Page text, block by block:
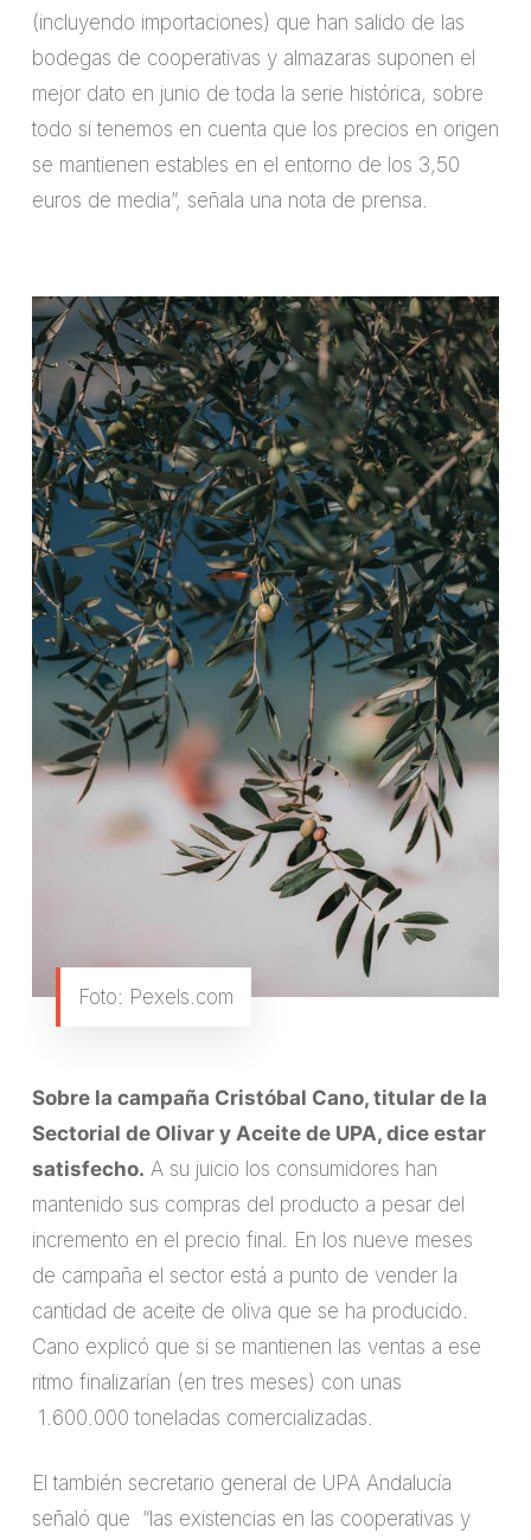
(incluyendo importaciones) que han salido de las
bodegas de cooperativas y almazaras suponen el
mejor dato en junio de toda la serie histórica, sobre
todo si tenemos en cuenta que los precios en origen
se mantienen estables en el entorno de los 3,50
euros de media”, señala una nota de prensa.
Foto: Pexels.com
Sobre la campaña Cristóbal Cano, titular de la
Sectorial de Olivar y Aceite de UPA, dice estar
satisfecho. A su juicio los consumidores han
mantenido sus compras del producto a pesar del
incremento en el precio final. En los nueve meses
de campaña el sector está a punto de vender la
cantidad de aceite de oliva que se ha producido.
Cano explicó que si se mantienen las ventas a ese
ritmo finalizarían (en tres meses) con unas
1.600.000 toneladas comercializadas.
El también secretario general de UPA Andalucía
señaló que “las existencias en las cooperativas y